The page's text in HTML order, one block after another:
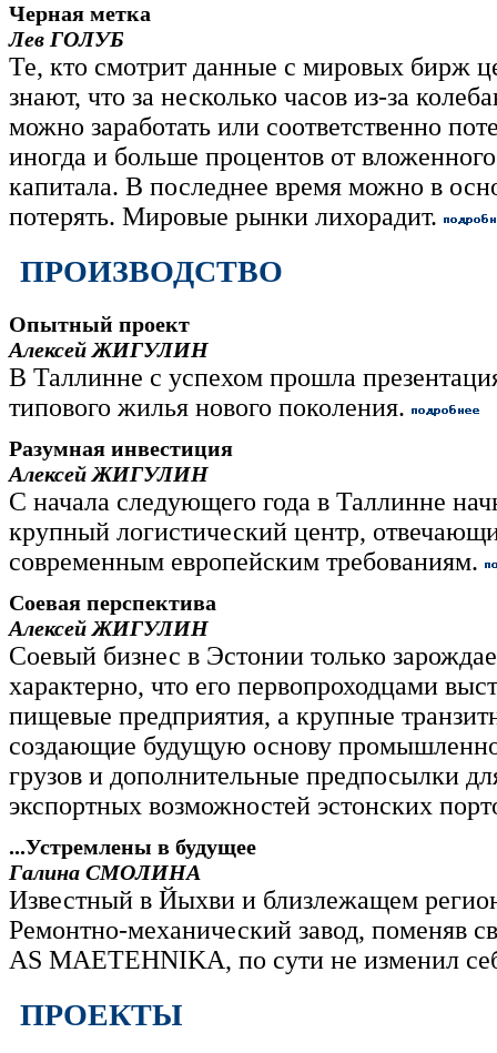
Черная метка
Лев ГОЛУБ
Те, кто смотрит данные с мировых бирж
знают, что за несколько часов из-за
можно заработать или соответственно
иногда и больше процентов от
капитала. В последнее время можно в
потерять. Мировые рынки лихорадит.
ПРОИЗВОДСТВО
Опытный проект
Алексей ЖИГУЛИН
В Таллинне с успехом прошла
типового жилья нового поколения.
Разумная инвестиция
Алексей ЖИГУЛИН
С начала следующего года в Таллинне
крупный логистический центр,
современным европейским требованиям.
Соевая перспектива
Алексей ЖИГУЛИН
Соевый бизнес в Эстонии только
характерно, что его первопроходцами
пищевые предприятия, а крупные
создающие будущую основу
грузов и дополнительные предпосылки
экспортных возможностей эстонских
...Устремлены в будущее
Галина СМОЛИНА
Известный в Йыхви и близлежащем
Ремонтно-механический завод, поменяв
AS MAETEHNIKA, по сути не изменил
ПРОЕКТЫ